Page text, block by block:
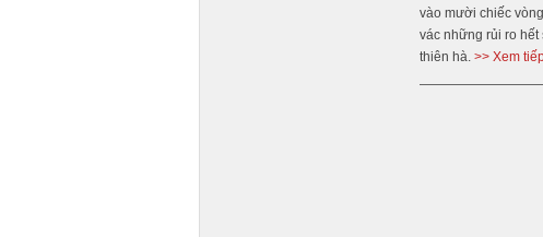
vào mười chiếc
vác những rủi ro hết
thiên hà. >> Xem